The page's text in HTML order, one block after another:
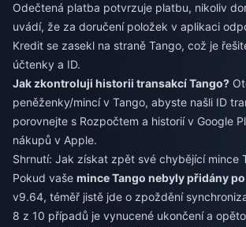
Odečtená platba potvrzuje platbu, nikoliv
uvádí, že za doručení položek v aplikaci
Kredit se zasekl na straně Tango, což je
účtenky a ID.
Jak zkontroluji historii transakcí Tango?
peněženky/mincí v Tango, abyste našli ID
porovnejte s Rozpočtem a historií v Google
nákupů v Apple.
Shrnutí: Jak získat zpět své chybějící mince
Pokud vaše mince Tango nebyly přidány
v9.64, téměř jistě jde o zpoždění
8 z 10 případů je vynucené ukončení a